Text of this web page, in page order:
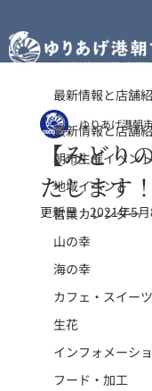
最新情報と店舗
朝市主催イベント
地域イベント
営業カレンダー
山の幸
海の幸
カフェ・スイーツ
生花
インフォメーシ
フード・加工
最新情報と店舗
【みどり
たします！
ゆりあげ港朝
更新日：2021年5月